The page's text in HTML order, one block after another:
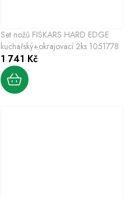
Set nožů FISKARS HARD EDGE
kuchařský+okrajovací 2ks 1051778
1 741 Kč